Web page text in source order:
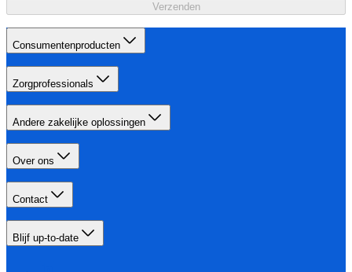
Verzenden
Consumentenproducten
Zorgprofessionals
Andere zakelijke oplossingen
Over ons
Contact
Blijf up-to-date